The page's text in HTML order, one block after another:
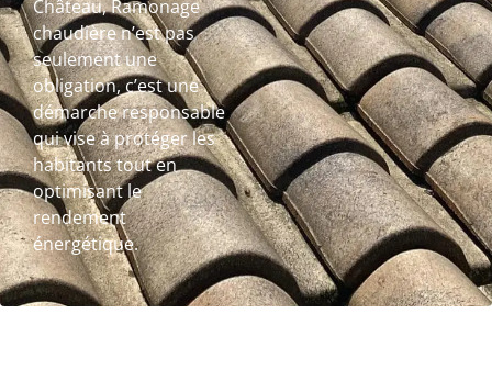
Château, Ramonage
chaudière n’est pas
seulement une
obligation, c’est une
démarche responsable
qui vise à protéger les
habitants tout en
optimisant le
rendement
énergétique.